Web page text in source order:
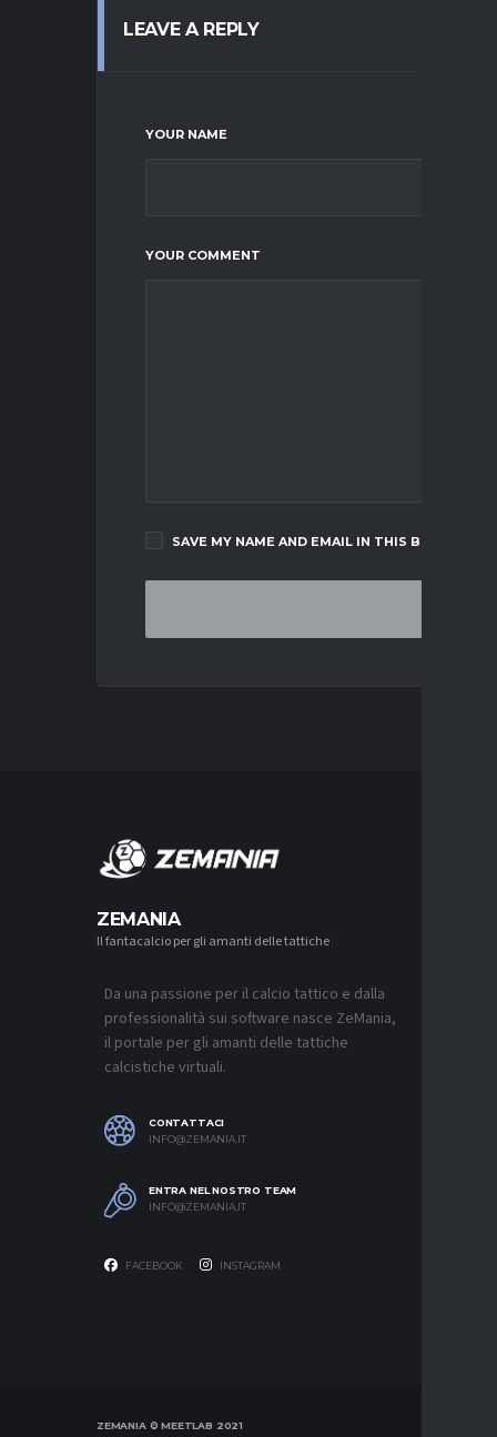
LEAVE A REPLY
YOUR NAME
YOUR COMMENT
SAVE MY NAME AND EMAIL IN THIS BROWSER
ZEMANIA
Il fantacalcio per gli amanti delle tattiche
Da una passione per il calcio tattico e dalla
professionalità sui software nasce ZeMania,
il portale per gli amanti delle tattiche
calcistiche virtuali.
CONTATTACI
INFO@ZEMANIA.IT
ENTRA NEL NOSTRO TEAM
INFO@ZEMANIA.IT
FACEBOOK INSTAGRAM
ZEMANIA © MEETLAB 2021